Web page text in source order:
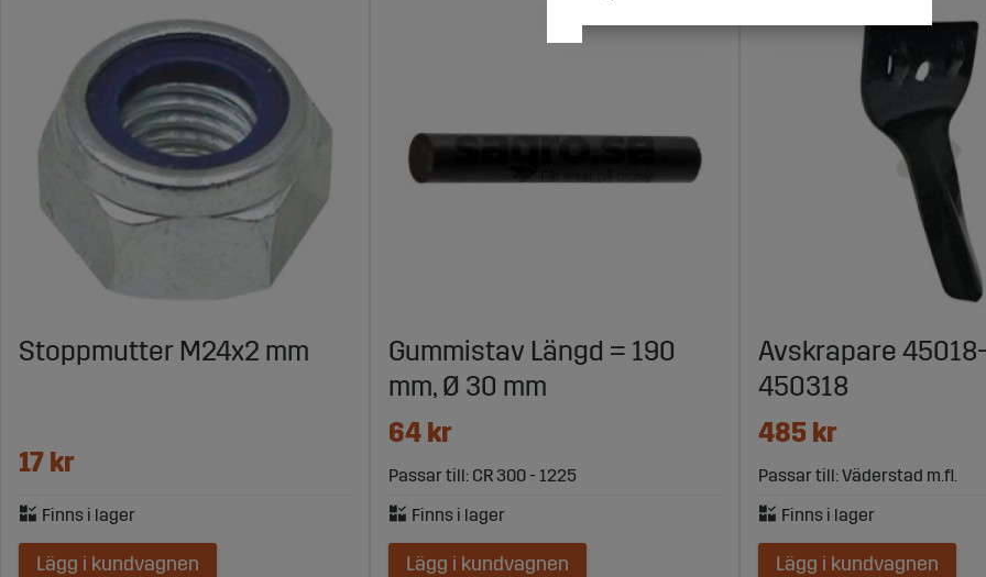
Stoppmutter M24x2 mm
17 kr
Lägg i kundvagnen
Gummistav Längd = 190
mm, Ø 30 mm
64 kr
Passar till: CR 300 - 1225
Lägg i kundvagnen
Avskrapare
450318
485 kr
Passar till: Väderstad m.fl.
Lägg i kundvagnen